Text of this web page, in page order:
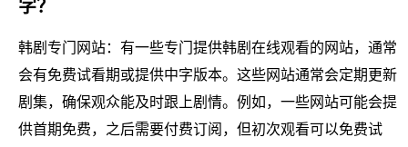
字？
韩剧专门网站：有一些专门提供韩剧在线观看的网站，通常
会有免费试看期或提供中字版本。这些网站通常会定期更新
剧集，确保观众能及时跟上剧情。例如，一些网站可能会提
供首期免费，之后需要付费订阅，但初次观看可以免费试